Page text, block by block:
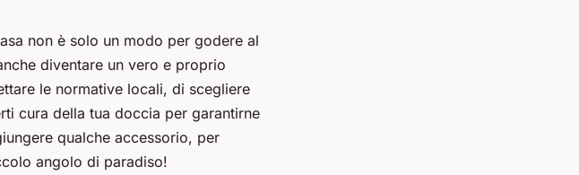
non è solo un modo per godere al
diventare un vero e proprio
le normative locali, di scegliere
cura della tua doccia per garantirne
qualche accessorio, per
angolo di paradiso!